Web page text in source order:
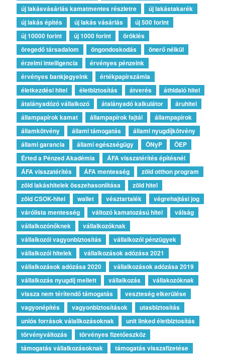
új lakásvásárlás kamatmentes részletre
új lakástakarék
új lakás építés
új lakás vásárlás
új 500 forint
új 10000 forint
új 1000 forint
öröklés
öregedő társadalom
öngondoskodás
önerő nélkül
érzelmi intelligencia
érvényes pénzeink
érvényes bankjegyeink
értékpapírszámla
életkezdési hitel
életbiztosítás átverés
áthidaló hitel
átalányadózó vállalkozó
átalányadó kalkulátor
áruhitel
állampapírok kamat
állampapírok fajtái
állampapírok
államkötvény
állami támogatás
állami nyugdíjkötvény
állami garancia
állami egészségügy ÖNyP
ÖEP
Érted a Pénzed Akadémia
ÁFA visszatérítés építésnél
ÁFA visszatérítés
ÁFA mentesség
zöld otthon program
zöld lakáshitelek összehasonlítása
zöld hitel
zöld CSOK-hitel
wallet vésztartalék
végrehajtási jog
várólista mentesség
változó kamatozású hitel
válság
vállalkozónőknek
vállalkozóknak
vállalkozói vagyonbiztosítás
vállalkozói pénzügyek
vállalkozói hitelek
vállalkozások adózása 2021
vállalkozások adózása 2020
vállalkozások adózása 2019
vállalkozás nyugdíj mellett
vállalkozás
vállakozóknak
vissza nem térítendő támogatás
veszteség elkerülése
vagyonépítés
vagyonbiztosítások
utasbiztosítás
uniós források válallkozásoknak
unit linked életbiztosítás
törvényváltozás
törvényes fizetőeszköz
támogatás vállalkozásoknak
támogatás visszafizetése